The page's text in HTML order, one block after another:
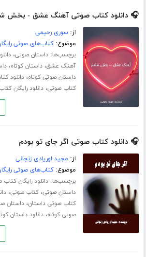
🎧 دانلود کتاب صوتی آهنگ عشق - بخش
از:سوری رحیمی
موضوع:کتاب‌های صوتی
برچسب‌ها:داستان صوتی،
آهنگ عشق،داستان کوتاه،
داستان صوتی کوتاه،دانلود
کتاب صوتی،دانلود رایگان
🎧 دانلود کتاب صوتی اگر جای تو بودم
از: مجید اوریادی زنجانی
موضوع:کتاب‌های صوتی
برچسب‌ها:دانلود رایگان
داستان صوتی،کتاب صوتی،
کتاب صوتی داستان،داستان
صوتی کوتاه،دانلود داستان